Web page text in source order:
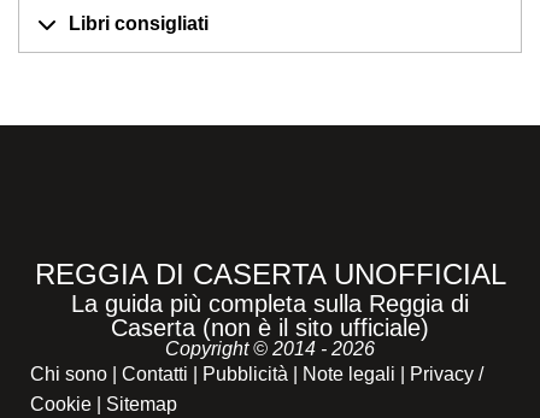
Libri consigliati
REGGIA DI CASERTA UNOFFICIAL
La guida più completa sulla Reggia di
Caserta (non è il sito ufficiale)
Copyright © 2014 - 2026
Chi sono
Contatti Pubblicità Note legali
Privacy /
Cookie
Sitemap